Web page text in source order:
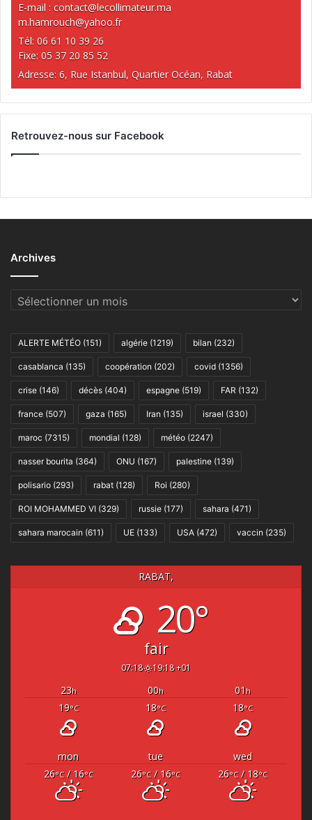
E-mail : contact@lecollimateur.ma
m.hamrouch@yahoo.fr
Tél: 06 61 10 39 26
Fixe: 05 37 20 85 52
Adresse: 6, Rue Istanbul, Quartier Océan, Rabat
Retrouvez-nous sur Facebook
Archives
Archives
ALERTE MÉTÉO (151) algérie (1219) bilan (232)
casablanca (135) coopération (202) covid (1356)
crise (146) décès (404) espagne (519) FAR (132)
france (507) gaza (165) Iran (135) israel (330)
maroc (7315) mondial (128) météo (2247)
nasser bourita (364) ONU (167) palestine (139)
polisario (293) rabat (128) Roi (280)
ROI MOHAMMED VI (329) russie (177) sahara (471)
sahara marocain (611) UE (133) USA (472) vaccin (235)
RABAT,
20°
fair
07:18 19:18 +01
23h 00h 01 h
19°C 18°C 18°C
mon tue
wed
26°C/ 16°C 26°C/ 16°C 26°C/ 18°C